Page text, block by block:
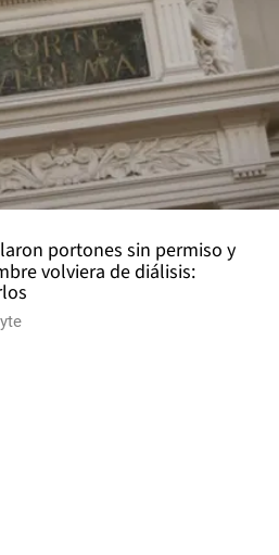
portones sin permiso y
volviera de diálisis: